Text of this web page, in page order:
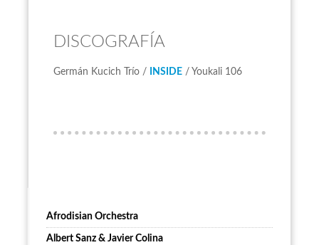
DISCOGRAFÍA
Germán Kucich Trío / INSIDE / Youkali 106
Afrodisian Orchestra
Albert Sanz & Javier Colina